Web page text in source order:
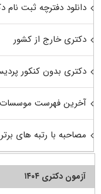
دانلود دفترچه ثبت نام
دکتری خارج از کشور
دکتری بدون کنکور
آخرین فهرست موسسات
مصاحبه با رتبه های
آزمون دکتری ۱۴۰۴